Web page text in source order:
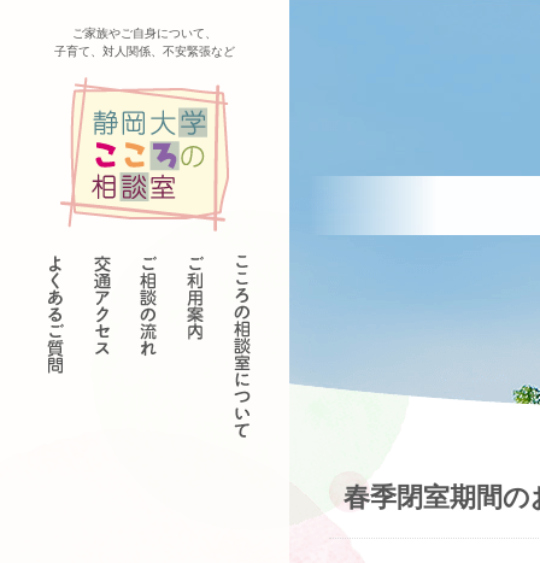
ご家族やご自身について、
子育て、対人関係、不安緊張など
春季閉室期間の